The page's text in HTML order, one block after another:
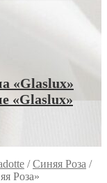
«Glaslux»
«Glaslux»
/Синяя Роза /
Роза»